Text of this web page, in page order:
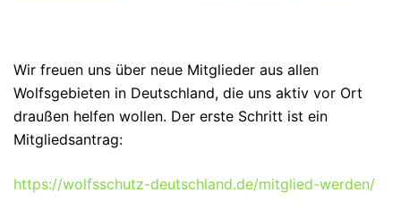
Wir freuen uns über neue Mitglieder aus allen
Wolfsgebieten in Deutschland, die uns aktiv vor Ort
draußen helfen wollen. Der erste Schritt ist ein
Mitgliedsantrag:
https://wolfsschutz-deutschland.de/mitglied-werden/